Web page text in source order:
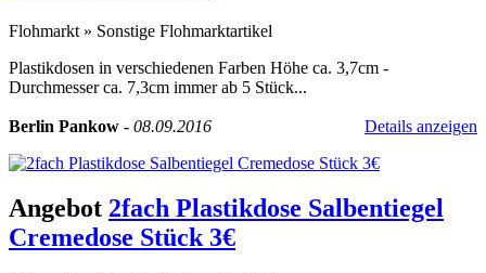
Flohmarkt » Sonstige Flohmarktartikel
Plastikdosen in verschiedenen Farben Höhe ca. 3,7cm -
Durchmesser ca. 7,3cm immer ab 5 Stück...
Berlin Pankow - 08.09.2016 Details anzeigen
Angebot 2fach Plastikdose Salbentiegel
Cremedose Stück 3€